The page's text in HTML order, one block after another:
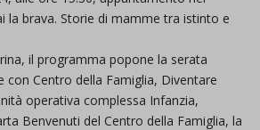
la brava. Storie di mamme tra istinto e
il programma popone la serata
Centro della Famiglia, Diventare
operativa complessa Infanzia,
Benvenuti del Centro della Famiglia, la